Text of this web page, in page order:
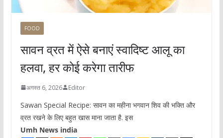
FOOD
सावन व्रत में ऐसे बनाएं स्वादिष्ट आलू का
हलवा, हर कोई करेगा तारीफ
अगस्त 6, 2026 Editor
Sawan Special Recipe: सावन का महीना भगवान शिव की भक्ति और
व्रत रखने के लिए बहुत खास माना जाता है. इस
Umh News india